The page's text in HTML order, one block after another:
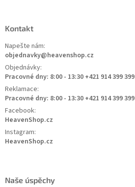
Kontakt
Napešte nám:
objednavky@heavenshop.cz
Objednávky:
Pracovné dny: 8:00 - 13:30 +421 914 399 399
Reklamace:
Pracovné dny: 8:00 - 13:30 +421 914 399 399
Facebook:
HeavenShop.cz
Instagram:
HeavenShop.cz
Naše úspěchy